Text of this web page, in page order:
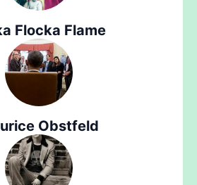
Flocka Flame
Obstfeld